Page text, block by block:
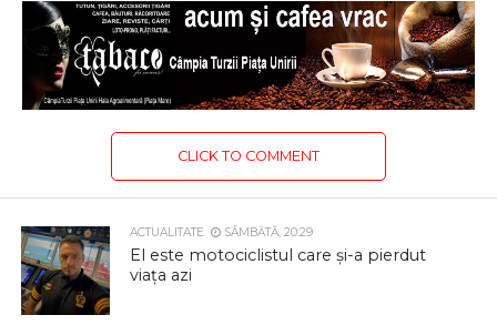
CLICK TO COMMENT
ACTUALITATE SÂMBĂTĂ, 20:29
El este motociclistul care și-a pierdut
viața azi